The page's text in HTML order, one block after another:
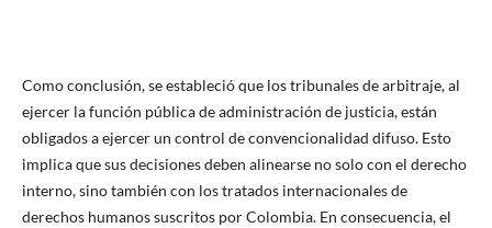
Como conclusión, se estableció que los tribunales de arbitraje, al
ejercer la función pública de administración de justicia, están
obligados a ejercer un control de convencionalidad difuso. Esto
implica que sus decisiones deben alinearse no solo con el derecho
interno, sino también con los tratados internacionales de
derechos humanos suscritos por Colombia. En consecuencia, el